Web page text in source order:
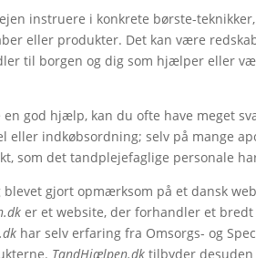
instruere i konkrete børste-
eller produkter. Det kan være
til borgen og dig som hjælper eller
god hjælp, kan du ofte have meget
eller indkøbsordning; selv på mange
som det tandplejefaglige personale
gjort opmærksom på et dansk
er et website, der forhandler et
har selv erfaring fra Omsorgs- og
TandHjælpen.dk tilbyder